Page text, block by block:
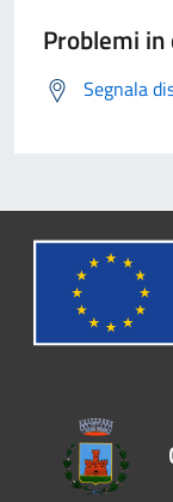
Problemi
Segnala